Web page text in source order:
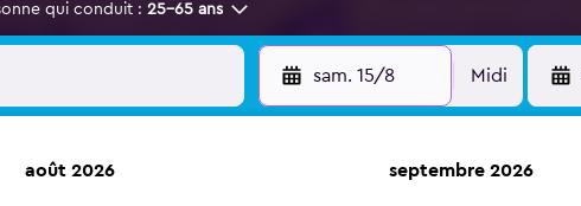
qui conduit : 25-65 ans
sam. 15/8 Midi
août 2026 septembre 2026